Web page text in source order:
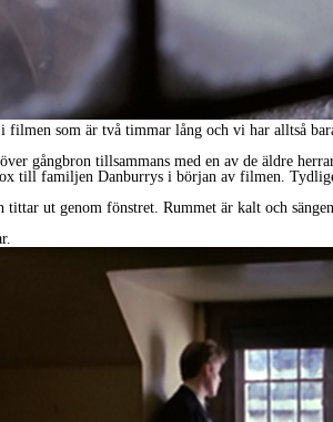
som är två timmar lång och vi har alltså
gångbron tillsammans med en av de äldre
till familjen Danburrys i början av filmen.
tittar ut genom fönstret. Rummet är kalt och